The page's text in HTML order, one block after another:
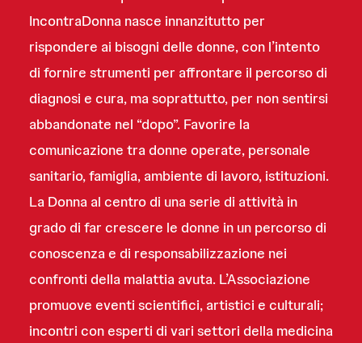
IncontraDonna nasce innanzitutto per
rispondere ai bisogni delle donne, con l’intento
di fornire strumenti per affrontare il percorso di
diagnosi e cura, ma soprattutto, per non sentirsi
abbandonate nel “dopo”. Favorire la
comunicazione tra donne operate, personale
sanitario, famiglia, ambiente di lavoro, istituzioni.
La Donna al centro di una serie di attività in
grado di far crescere le donne in un percorso di
conoscenza e di responsabilizzazione nei
confronti della malattia avuta. L’Associazione
promuove eventi scientifici, artistici e culturali;
incontri con esperti di vari settori della medicina